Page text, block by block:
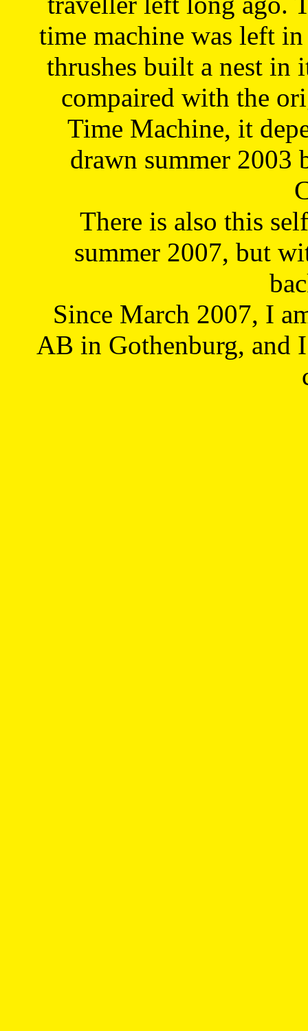
time machine was left
thrushes built a nest in
compaired with the
Time Machine, it
drawn summer 2003
There is also this
summer 2007, but
Since March 2007, I
AB in Gothenburg, and